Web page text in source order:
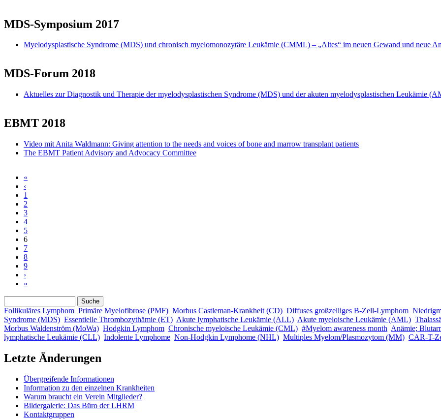
MDS-Symposium 2017
Myelodysplastische Syndrome (MDS) und chronisch myelomonozytäre Leukämie (CMML) – „Altes“ im neuen Gewand und neue
MDS-Forum 2018
Aktuelles zur Diagnostik und Therapie der myelodysplastischen Syndrome (MDS) und der akuten myelodysplastischen Leukämie
EBMT 2018
Video mit Anita Waldmann: Giving attention to the needs and voices of bone and marrow transplant patients
The EBMT Patient Advisory and Advocacy Committee
Seiten
«
‹
1
2
3
4
5
6
7
8
9
›
»
Suchformular
Follikuläres Lymphom Primäre Myelofibrose (PMF) Morbus Castleman-Krankheit (CD) Diffuses großzelliges B-Zell-Lymphom
Syndrome (MDS) Essentielle Thrombozythämie (ET) Akute lymphatische Leukämie (ALL) Akute myeloische Leukämie (AML)
Morbus Waldenström (MoWa) Hodgkin Lymphom Chronische myeloische Leukämie (CML) #Myelom awareness month Anämie;
lymphatische Leukämie (CLL) Indolente Lymphome Non-Hodgkin Lymphome (NHL) Multiples Myelom/Plasmozytom (MM) CAR-T-
Letzte Änderungen
Übergreifende Informationen
Information zu den einzelnen Krankheiten
Warum braucht ein Verein Mitglieder?
Bildergalerie: Das Büro der LHRM
Kontaktgruppen